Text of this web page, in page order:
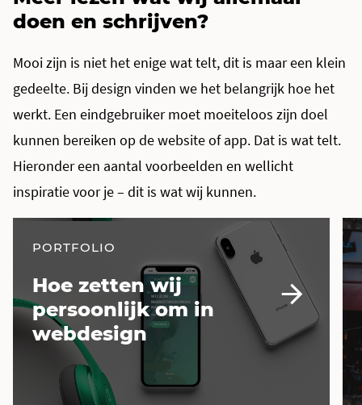
doen en schrijven?
Mooi zijn is niet het enige wat telt, dit is maar een klein
gedeelte. Bij design vinden we het belangrijk hoe het
werkt. Een eindgebruiker moet moeiteloos zijn doel
kunnen bereiken op de website of app. Dat is wat telt.
Hieronder een aantal voorbeelden en wellicht
inspiratie voor je – dit is wat wij kunnen.
PORTFOLIO
Hoe zetten wij
persoonlijk om in
webdesign